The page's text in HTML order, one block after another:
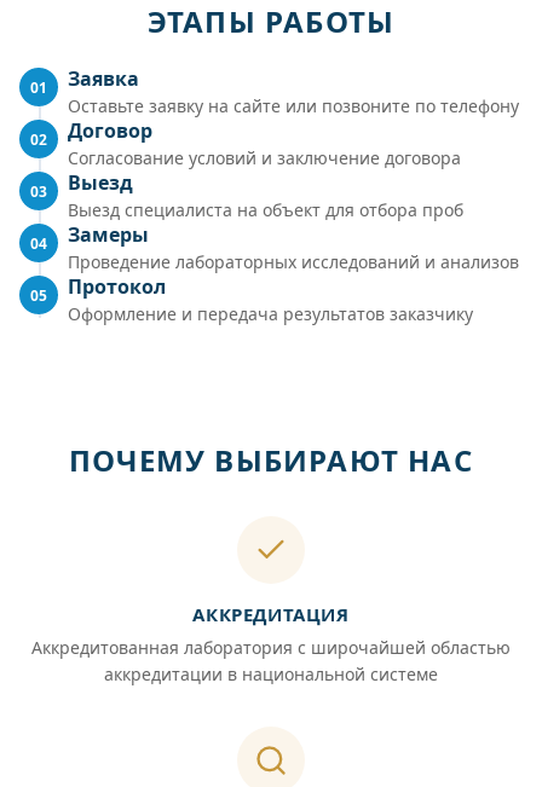
ЭТАПЫ РАБОТЫ
01 Заявка
Оставьте заявку на сайте или позвоните по телефону
02 Договор
Согласование условий и заключение договора
03 Выезд
Выезд специалиста на объект для отбора проб
04 Замеры
Проведение лабораторных исследований и анализов
05 Протокол
Оформление и передача результатов заказчику
ПОЧЕМУ ВЫБИРАЮТ НАС
АККРЕДИТАЦИЯ
Аккредитованная лаборатория с широчайшей областью
аккредитации в национальной системе